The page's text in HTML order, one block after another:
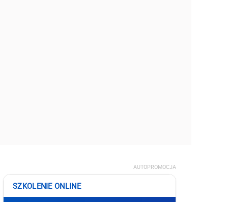
AUTOPROMOCJA
SZKOLENIE ONLINE